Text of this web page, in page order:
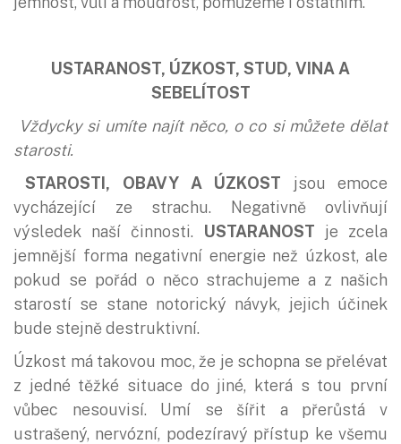
USTARANOST, ÚZKOST, STUD, VINA A
SEBELÍTOST
Vždycky si umíte najít něco, o co si můžete dělat
starosti.
STAROSTI, OBAVY A ÚZKOST jsou emoce
vycházející ze strachu. Negativně ovlivňují
výsledek naší činnosti. USTARANOST je zcela
jemnější forma negativní energie než úzkost, ale
pokud se pořád o něco strachujeme a z našich
starostí se stane notorický návyk, jejich účinek
bude stejně destruktivní.
Úzkost má takovou moc, že je schopna se přelévat
z jedné těžké situace do jiné, která s tou první
vůbec nesouvisí. Umí se šířit a přerůstá v
ustrašený, nervózní, podezíravý přístup ke všemu